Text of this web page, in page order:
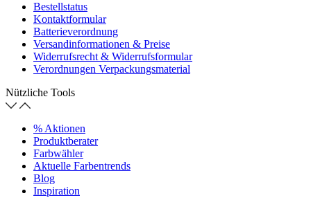
Bestellstatus
Kontaktformular
Batterieverordnung
Versandinformationen & Preise
Widerrufsrecht & Widerrufsformular
Verordnungen Verpackungsmaterial
Nützliche Tools
% Aktionen
Produktberater
Farbwähler
Aktuelle Farbentrends
Blog
Inspiration